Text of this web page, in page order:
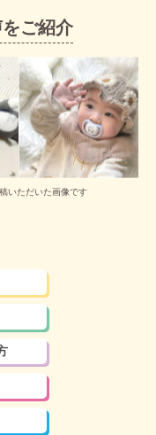
ご紹介
いただいた画像です